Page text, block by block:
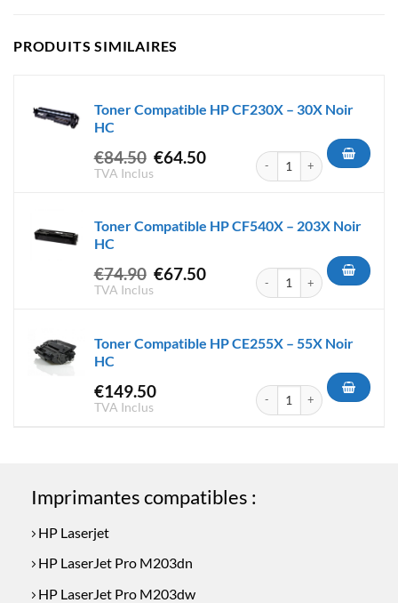
PRODUITS SIMILAIRES
Toner Compatible HP CF230X – 30X Noir
HC
€84.50 Le
€84.50.
€64.50Le
€64.50.
TVA Inclus
quantité de Toner
Toner Compatible HP CF540X – 203X Noir
HC
€74.90 Le
€74.90.
€67.50Le
€67.50.
TVA Inclus
quantité de Toner
Toner Compatible HP CE255X – 55X Noir
HC
€149.50
TVA Inclus
quantité de Toner
Imprimantes compatibles :
HP Laserjet
HP LaserJet Pro M203dn
HP LaserJet Pro M203dw